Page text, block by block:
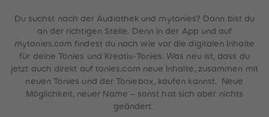
Du suchst nach der Audiothek und mytonies? Dann bist du
an der richtigen Stelle. Denn in der App und auf
mytonies.com findest du nach wie vor die digitalen Inhalte
für deine Tonies und Kreativ-Tonies. Was neu ist, dass du
jetzt auch direkt auf tonies.com neue Inhalte, zusammen mit
neuen Tonies und der Toniebox, kaufen kannst. Neue
Möglichkeit, neuer Name – sonst hat sich aber nichts
geändert.